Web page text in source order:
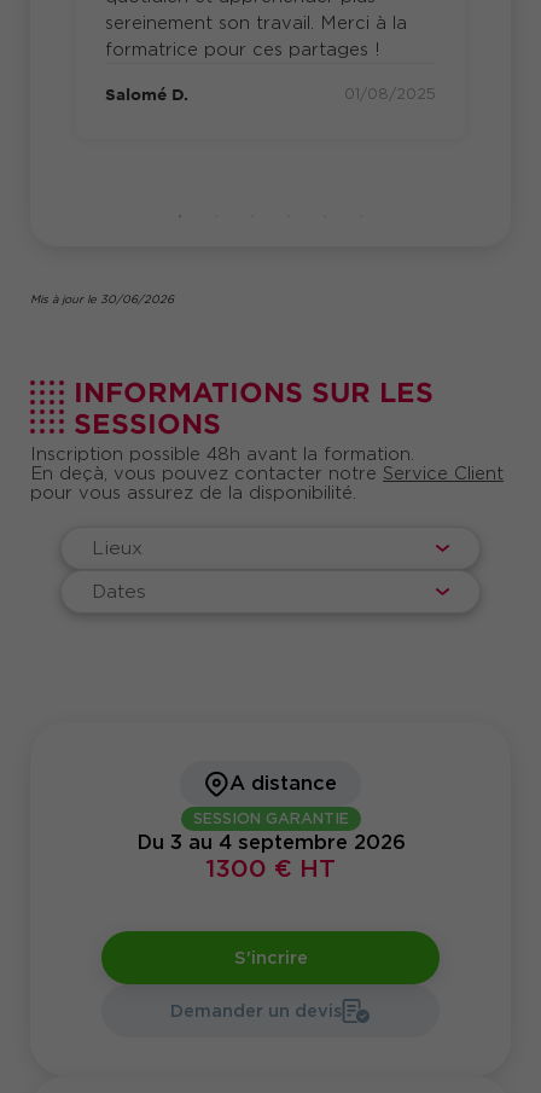
de gestion du stress qui vous permettront de
rester calme, concentré et de préserver votre
bien-être au travail, même dans des
sereinement son travail. Merci à la
formatrice pour ces partages !
Salomé D. 01/08/2025
Mis à jour le 30/06/2026
INFORMATIONS SUR LES
SESSIONS
Inscription possible 48h avant la formation.
En deçà, vous pouvez contacter notre Service Client
pour vous assurez de la disponibilité.
Lieux
Dates
A distance
SESSION GARANTIE
Du 3 au 4 septembre 2026
1300 € HT
S'incrire
Demander un devis